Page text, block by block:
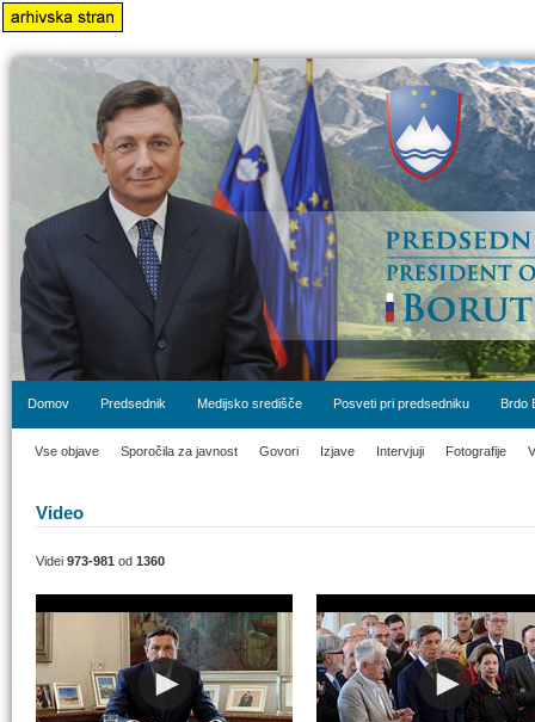
Domov Predsednik Medijsko središče Posveti pri predsedniku Brdo
Vse objave Sporočila za javnost Govori Izjave Intervjuji Fotografije
Video
Videi 973-981 od 1360